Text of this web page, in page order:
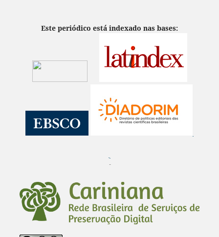
Este periódico está indexado nas bases:
¨